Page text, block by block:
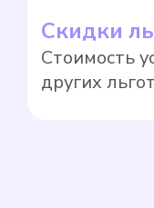
Скидки
Стоимость
других